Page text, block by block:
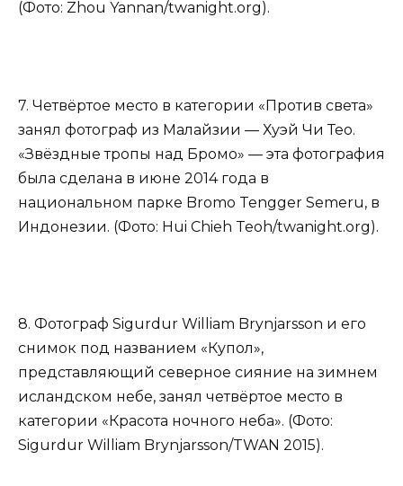
(Фото: Zhou Yannan/twanight.org).
7. Четвёртое место в категории «Против света»
занял фотограф из Малайзии — Хуэй Чи Тео.
«Звёздные тропы над Бромо» — эта фотография
была сделана в июне 2014 года в
национальном парке Bromo Tengger Semeru, в
Индонезии. (Фото: Hui Chieh Teoh/twanight.org).
8. Фотограф Sigurdur William Brynjarsson и его
снимок под названием «Купол»,
представляющий северное сияние на зимнем
исландском небе, занял четвёртое место в
категории «Красота ночного неба». (Фото:
Sigurdur William Brynjarsson/TWAN 2015).